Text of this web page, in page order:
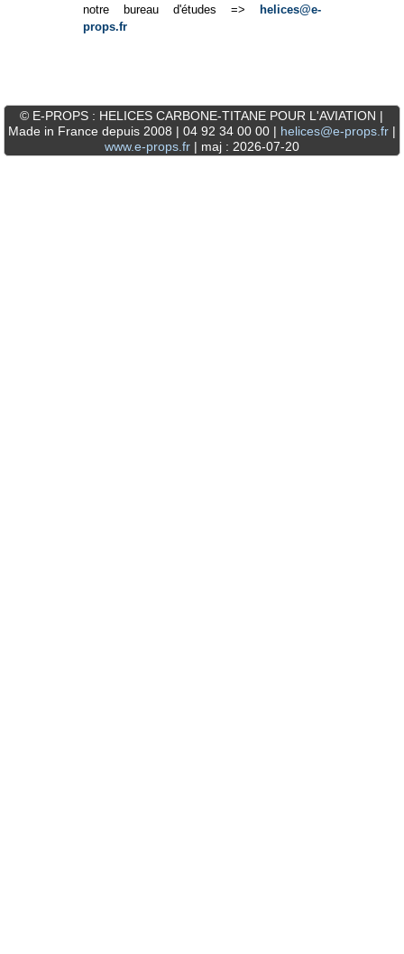
notre bureau d'études => helices@e-
props.fr
© E-PROPS : HELICES CARBONE-TITANE POUR L'AVIATION |
Made in France depuis 2008 | 04 92 34 00 00 | helices@e-props.fr|
www.e-props.fr| maj : 2026-07-20